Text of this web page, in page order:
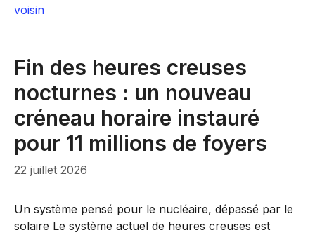
voisin
Fin des heures creuses
nocturnes : un nouveau
créneau horaire instauré
pour 11 millions de foyers
22 juillet 2026
Un système pensé pour le nucléaire, dépassé par le
solaire Le système actuel de heures creuses est